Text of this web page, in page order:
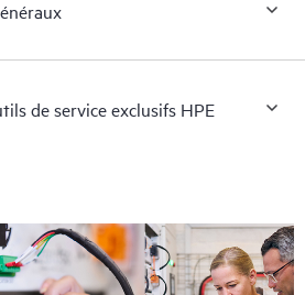
de service exclusifs HPE